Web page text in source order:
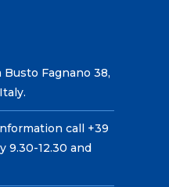
Busto Fagnano 38,
call +39
9.30-12.30 and